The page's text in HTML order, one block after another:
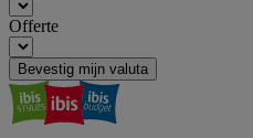
Offerte
Bevestig mijn valuta